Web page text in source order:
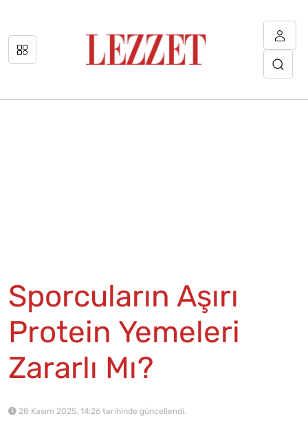
Sporcuların Aşırı
Protein Yemeleri
Zararlı Mı?
28 Kasım 2025, 14:26 tarihinde güncellendi.